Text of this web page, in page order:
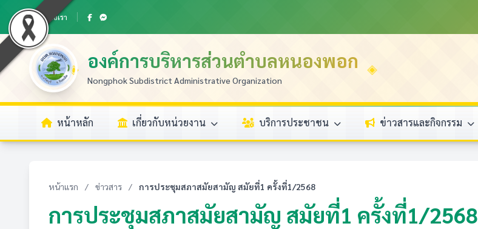
ติดต่อเรา
องค์การบริหารส่วนตำบลหนองพอก
Nongphok Subdistrict Administrative Organization
หน้าหลัก เกี่ยวกับหน่วยงาน บริการประชาชน ข่าวสารและกิจกรรม
หน้าแรก / ข่าวสาร / การประชุมสภาสมัยสามัญ สมัยที่1 ครั้งที่1/2568
การประชุมสภาสมัยสามัญ สมัยที่1 ครั้งที่1/2568